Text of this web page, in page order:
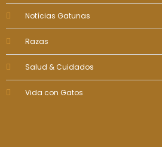
Notícias Gatunas
Razas
Salud & Cuidados
Vida con Gatos